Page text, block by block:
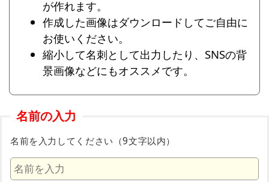
が作れます。
作成した画像はダウンロードしてご自由に
お使いください。
縮小して名刺として出力したり、SNSの背
景画像などにもオススメです。
名前の入力
名前を入力してください（9文字以内）